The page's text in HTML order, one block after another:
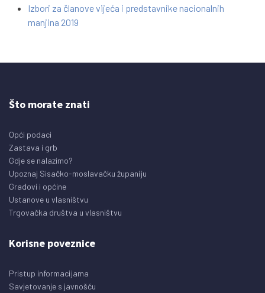
Izbori za članove vijeća i predstavnike nacionalnih
manjina 2019
Što morate znati
Opći podaci
Zastava i grb
Gdje se nalazimo?
Upoznaj Sisačko-moslavačku županiju
Gradovi i općine
Ustanove u vlasništvu
Trgovačka društva u vlasništvu
Korisne poveznice
Pristup informacijama
Savjetovanje s javnošću